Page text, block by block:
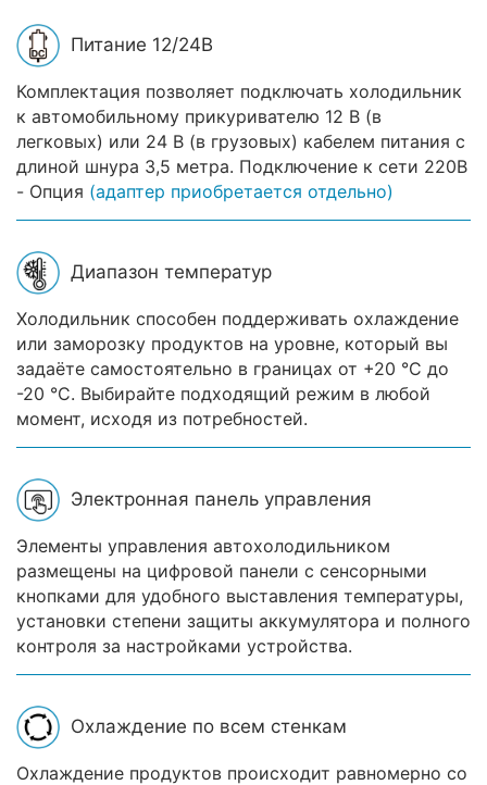
Питание 12/24В
Комплектация позволяет подключать холодильник
к автомобильному прикуривателю 12 В (в
легковых) или 24 В (в грузовых) кабелем питания с
длиной шнура 3,5 метра. Подключение к сети 220В
- Опция (адаптер приобретается отдельно)
Диапазон температур
Холодильник способен поддерживать охлаждение
или заморозку продуктов на уровне, который вы
задаёте самостоятельно в границах от +20 °C до
-20 °C. Выбирайте подходящий режим в любой
момент, исходя из потребностей.
Электронная панель управления
Элементы управления автохолодильником
размещены на цифровой панели с сенсорными
кнопками для удобного выставления температуры,
установки степени защиты аккумулятора и полного
контроля за настройками устройства.
Охлаждение по всем стенкам
Охлаждение продуктов происходит равномерно со